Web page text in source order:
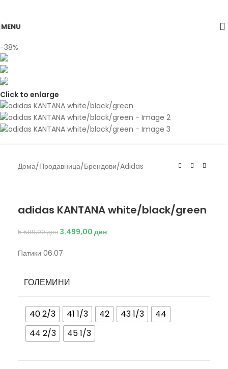
MENU
-38%
Click to enlarge
Дома/Продавница/Брендови/Adidas
adidas KANTANA white/black/green
5.599,00ден 3.499,00 ден
Патики 06.07
ГОЛЕМИНИ
40 2/3 41 1/3 42 43 1/3
44
44 2/3
45 1/3